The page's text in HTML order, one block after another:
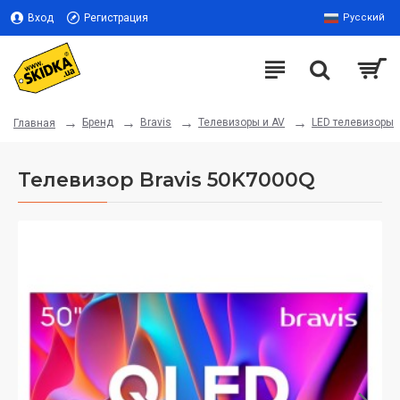
Вход Регистрация Русский
Главная Бренд Bravis Телевизоры и AV LED телевизоры
Телевизор Bravis 50K7000Q